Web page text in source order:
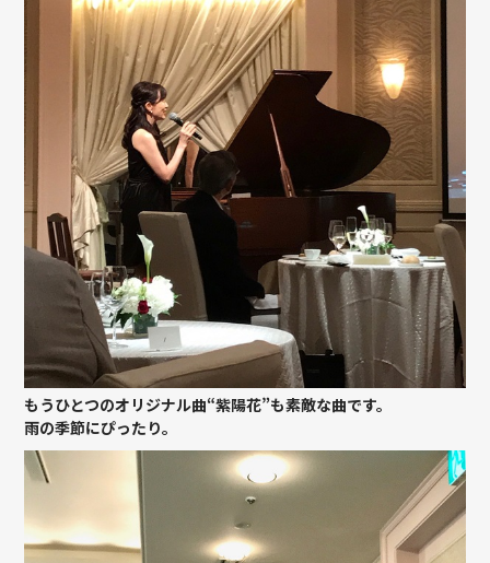
もうひとつのオリジナル曲“紫陽花”も素敵な曲です。
雨の季節にぴったり。